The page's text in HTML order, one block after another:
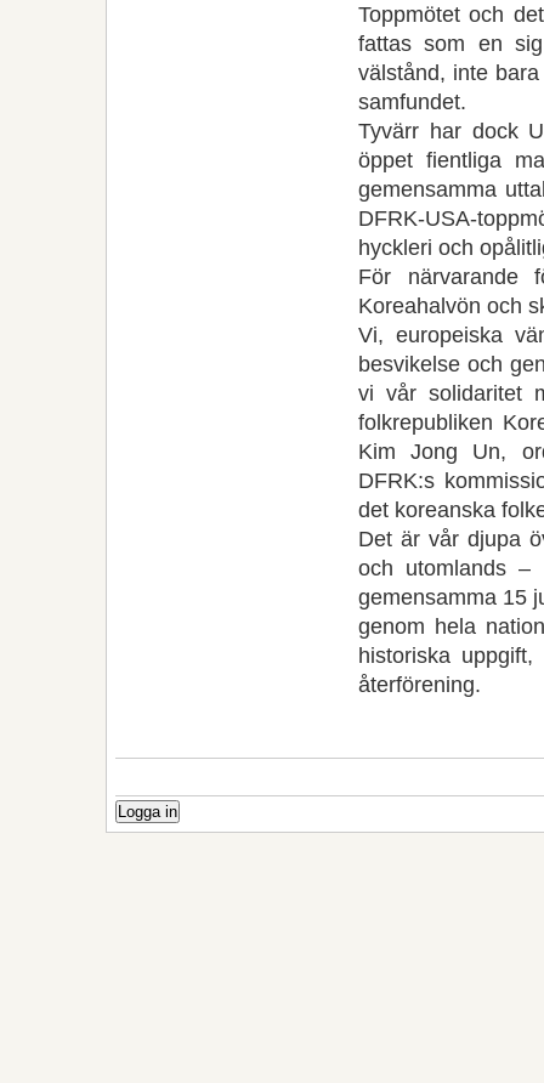
Toppmötet och
fattas som en
välstånd, inte
sam­fundet.
Tyvärr har dock
öppet fi­ent­liga
gemensamma
DFRK-USA-
hyckleri och
För närvarande
Koreahalvön och
Vi, europeiska
besvikelse och
vi vår solidaritet
folkrepubliken
Kim Jong Un,
DFRK:s
det koreanska
Det är vår djupa
och utomlands –
gemensamma 15
genom hela
historiska
återförening.
Logga in